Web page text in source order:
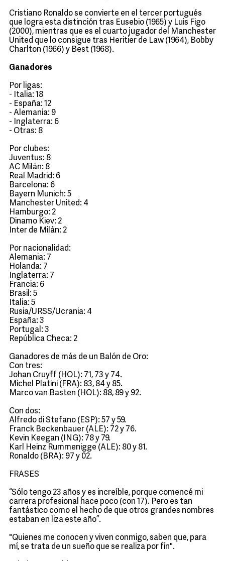
Cristiano Ronaldo se convierte en el tercer portugués
que logra esta distinción tras Eusebio (1965) y Luis Figo
(2000), mientras que es el cuarto jugador del Manchester
United que lo consigue tras Heritier de Law (1964), Bobby
Charlton (1966) y Best (1968).
Ganadores
Por ligas:
- Italia: 18
- España: 12
- Alemania: 9
- Inglaterra: 6
- Otras: 8
Por clubes:
Juventus: 8
AC Milán: 8
Real Madrid: 6
Barcelona: 6
Bayern Munich: 5
Manchester United: 4
Hamburgo: 2
Dinamo Kiev: 2
Inter de Milán: 2
Por nacionalidad:
Alemania: 7
Holanda: 7
Inglaterra: 7
Francia: 6
Brasil: 5
Italia: 5
Rusia/URSS/Ucrania: 4
España: 3
Portugal: 3
República Checa: 2
Ganadores de más de un Balón de Oro:
Con tres:
Johan Cruyff (HOL): 71, 73 y 74.
Michel Platini (FRA): 83, 84 y 85.
Marco van Basten (HOL): 88, 89 y 92.
Con dos:
Alfredo di Stefano (ESP): 57 y 59.
Franck Beckenbauer (ALE): 72 y 76.
Kevin Keegan (ING): 78 y 79.
Karl Heinz Rummenigge (ALE): 80 y 81.
Ronaldo (BRA): 97 y 02.
FRASES
“Sólo tengo 23 años y es increíble, porque comencé mi
carrera profesional hace poco (con 17). Pero es tan
fantástico como el hecho de que otros grandes nombres
estaban en liza este año”.
"Quienes me conocen y viven conmigo, saben que, para
mí, se trata de un sueño que se realiza por fin".